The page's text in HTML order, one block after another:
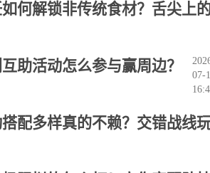
何解锁非传统食材？舌尖上
助活动怎么参与赢周边？
07-
配多样真的不赖？交错战线